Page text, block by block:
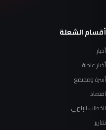
أقسام الشعلة
أخبار
أخبار عاجلة
أسرة ومجتمع
اقتصاد
الخطاب الإلهي
تقارير